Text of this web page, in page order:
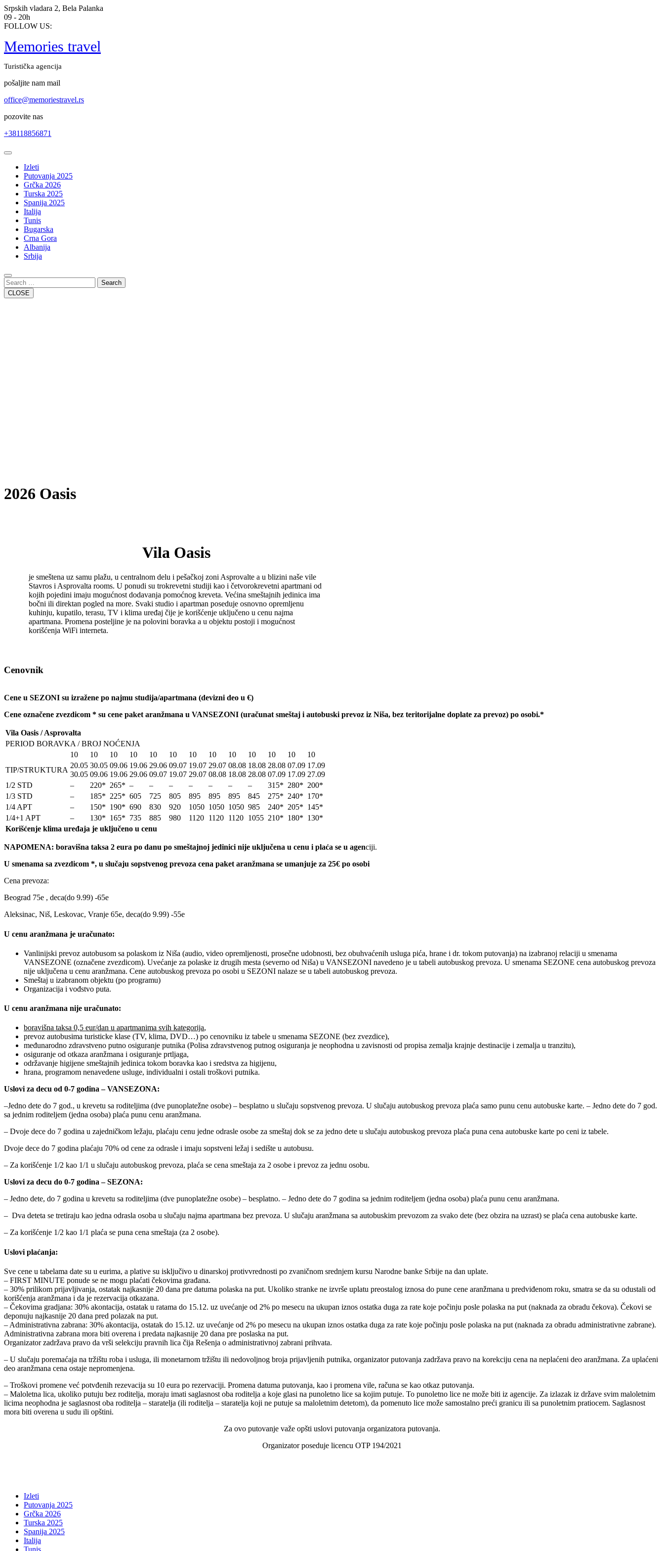
Skip
to
content
Srpskih vladara 2, Bela Palanka
09 - 20h
FOLLOW US:
Memories travel
Turistička agencija
pošaljite nam mail
office@memoriestravel.rs
pozovite nas
+38118856871
Open
ButtonIzleti
Putovanja 2025
Grčka 2026
Turska 2025
Spanija 2025
Italija
Tunis
Bugarska
Crna Gora
Albanija
Srbija
Close
Button
Search
CLOSE
2026 Oasis
Vila Oasis
je smeštena uz samu plažu, u centralnom delu i pešačkoj zoni Asprovalte a u blizini naše vile
Stavros i Asprovalta rooms. U ponudi su trokrevetni studiji kao i četvorokrevetni apartmani od
kojih pojedini imaju mogućnost dodavanja pomoćnog kreveta. Većina smeštajnih jedinica ima
bočni ili direktan pogled na more. Svaki studio i apartman poseduje osnovno opremljenu
kuhinju, kupatilo, terasu, TV i klima uređaj čije je korišćenje uključeno u cenu najma
apartmana. Promena posteljine je na polovini boravka a u objektu postoji i mogućnost
korišćenja WiFi interneta.
Cenovnik
Cene u SEZONI su izražene po najmu studija/apartmana (devizni deo u €)
Cene označene zvezdicom * su cene paket aranžmana u VANSEZONI (uračunat smeštaj i autobuski prevoz iz Niša, bez teritorijalne doplate za prevoz) po osobi.*
Vila Oasis / Asprovalta
PERIOD BORAVKA / BROJ NOĆENJA
10
10 10 10 10 10 10 10 10 10 10 10
10
TIP/STRUKTURA
20.05
30.05
30.05
09.06
09.06
19.06
19.06
29.06
29.06
09.07
09.07
19.07
19.07
29.07
29.07
08.08
08.08
18.08
18.08
28.08
28.08
07.09
07.09
17.09
17.09
27.09
1/2 STD
– 220* 265* – – – – – – – 315* 280* 200*
1/3 STD
– 185* 225* 605 725 805 895 895 895 845 275* 240* 170*
1/4 APT
– 150* 190* 690 830 920 1050 1050 1050 985 240* 205* 145*
1/4+1 APT
– 130* 165* 735 885 980 1120 1120 1120 1055 210* 180* 130*
Korišćenje klima uređaja je uključeno u cenu
NAPOMENA: boravišna taksa 2 eura po danu po smeštajnoj jedinici nije uključena u cenu i plaća se u agenciji.
U smenama sa zvezdicom *, u slučaju sopstvenog prevoza cena paket aranžmana se umanjuje za 25€ po osobi
Cena prevoza:
Beograd 75e , deca(do 9.99) -65e
Aleksinac, Niš, Leskovac, Vranje 65e, deca(do 9.99) -55e
U cenu aranžmana je uračunato:
Vanlinijski prevoz autobusom sa polaskom iz Niša (audio, video opremljenosti, prosečne udobnosti, bez obuhvaćenih usluga pića, hrane i dr. tokom putovanja) na izabranoj relaciji u smenama
VANSEZONE (označene zvezdicom). Uvećanje za polaske iz drugih mesta (severno od Niša) u VANSEZONI navedeno je u tabeli autobuskog prevoza. U smenama SEZONE cena autobuskog prevoza
nije uključena u cenu aranžmana. Cene autobuskog prevoza po osobi u SEZONI nalaze se u tabeli autobuskog prevoza.
Smeštaj u izabranom objektu (po programu)
Organizacija i vođstvo puta.
U cenu aranžmana nije uračunato:
boravišna taksa 0,5 eur/dan u apartmanima svih kategorija,
prevoz autobusima turisticke klase (TV, klima, DVD…) po cenovniku iz tabele u smenama SEZONE (bez zvezdice),
međunarodno zdravstveno putno osiguranje putnika (Polisa zdravstvenog putnog osiguranja je neophodna u zavisnosti od propisa zemalja krajnje destinacije i zemalja u tranzitu),
osiguranje od otkaza aranžmana i osiguranje prtljaga,
održavanje higijene smeštajnih jedinica tokom boravka kao i sredstva za higijenu,
hrana, programom nenavedene usluge, individualni i ostali troškovi putnika.
Uslovi za decu od 0-7 godina – VANSEZONA:
–Jedno dete do 7 god., u krevetu sa roditeljima (dve punoplatežne osobe) – besplatno u slučaju sopstvenog prevoza. U slučaju autobuskog prevoza plaća samo punu cenu autobuske karte. – Jedno dete do 7 god.
sa jednim roditeljem (jedna osoba) plaća punu cenu aranžmana.
– Dvoje dece do 7 godina u zajedničkom ležaju, plaćaju cenu jedne odrasle osobe za smeštaj dok se za jedno dete u slučaju autobuskog prevoza plaća puna cena autobuske karte po ceni iz tabele.
Dvoje dece do 7 godina plaćaju 70% od cene za odrasle i imaju sopstveni ležaj i sedište u autobusu.
– Za korišćenje 1/2 kao 1/1 u slučaju autobuskog prevoza, plaća se cena smeštaja za 2 osobe i prevoz za jednu osobu.
Uslovi za decu do 0-7 godina – SEZONA:
– Jedno dete, do 7 godina u krevetu sa roditeljima (dve punoplatežne osobe) – besplatno. – Jedno dete do 7 godina sa jednim roditeljem (jedna osoba) plaća punu cenu aranžmana.
– Dva deteta se tretiraju kao jedna odrasla osoba u slučaju najma apartmana bez prevoza. U slučaju aranžmana sa autobuskim prevozom za svako dete (bez obzira na uzrast) se plaća cena autobuske karte.
– Za korišćenje 1/2 kao 1/1 plaća se puna cena smeštaja (za 2 osobe).
Uslovi plaćanja:
Sve cene u tabelama date su u eurima, a plative su isključivo u dinarskoj protivvrednosti po zvaničnom srednjem kursu Narodne banke Srbije na dan uplate.
– FIRST MINUTE ponude se ne mogu plaćati čekovima građana.
– 30% prilikom prijavljivanja, ostatak najkasnije 20 dana pre datuma polaska na put. Ukoliko stranke ne izvrše uplatu preostalog iznosa do pune cene aranžmana u predviđenom roku, smatra se da su odustali od
korišćenja aranžmana i da je rezervacija otkazana.
– Čekovima gradjana: 30% akontacija, ostatak u ratama do 15.12. uz uvećanje od 2% po mesecu na ukupan iznos ostatka duga za rate koje počinju posle polaska na put (naknada za obradu čekova). Čekovi se
deponuju najkasnije 20 dana pred polazak na put.
– Administrativna zabrana: 30% akontacija, ostatak do 15.12. uz uvećanje od 2% po mesecu na ukupan iznos ostatka duga za rate koje počinju posle polaska na put (naknada za obradu administrativne zabrane).
Administrativna zabrana mora biti overena i predata najkasnije 20 dana pre poslaska na put.
Organizator zadržava pravo da vrši selekciju pravnih lica čija Rešenja o administrativnoj zabrani prihvata.
– U slučaju poremaćaja na tržištu roba i usluga, ili monetarnom tržištu ili nedovoljnog broja prijavljenih putnika, organizator putovanja zadržava pravo na korekciju cena na neplaćeni deo aranžmana. Za uplaćeni
deo aranžmana cena ostaje nepromenjena.
– Troškovi promene već potvđenih rezevacija su 10 eura po rezervaciji. Promena datuma putovanja, kao i promena vile, računa se kao otkaz putovanja.
– Maloletna lica, ukoliko putuju bez roditelja, moraju imati saglasnost oba roditelja a koje glasi na punoletno lice sa kojim putuje. To punoletno lice ne može biti iz agencije. Za izlazak iz države svim maloletnim
licima neophodna je saglasnost oba roditelja – staratelja (ili roditelja – staratelja koji ne putuje sa maloletnim detetom), da pomenuto lice može samostalno preći granicu ili sa punoletnim pratiocem. Saglasnost
mora biti overena u sudu ili opštini.
Za ovo putovanje važe opšti uslovi putovanja organizatora putovanja.
Organizator poseduje licencu OTP 194/2021
Izleti
Putovanja 2025
Grčka 2026
Turska 2025
Spanija 2025
Italija
Tunis